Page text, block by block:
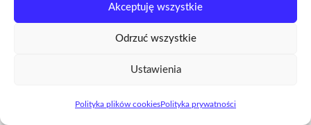
Akceptuję wszystkie
Odrzuć wszystkie
Ustawienia
Polityka plików cookiesPolityka prywatności
Ciechocinek NIP: 8911570083 REGON: 544946049